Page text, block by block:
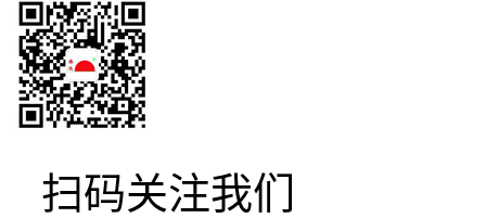
扫码关注我们